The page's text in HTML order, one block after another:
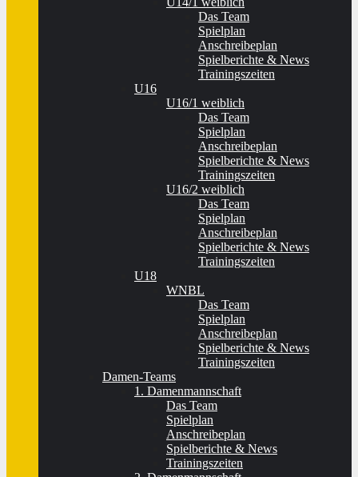
Das Team
Spielplan
Anschreibeplan
Spielberichte & News
Trainingszeiten
U16
U16/1 weiblich
Das Team
Spielplan
Anschreibeplan
Spielberichte & News
Trainingszeiten
U16/2 weiblich
Das Team
Spielplan
Anschreibeplan
Spielberichte & News
Trainingszeiten
U18
WNBL
Das Team
Spielplan
Anschreibeplan
Spielberichte & News
Trainingszeiten
Damen-Teams
1. Damenmannschaft
Das Team
Spielplan
Anschreibeplan
Spielberichte & News
Trainingszeiten